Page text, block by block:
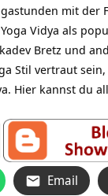
mit der
Vidya als
Bretz und
Stil vertraut
Hier kannst du
Email